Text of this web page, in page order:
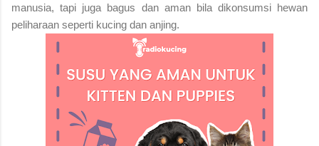
manusia, tapi juga bagus dan aman bila dikonsumsi hewan
peliharaan seperti kucing dan anjing.